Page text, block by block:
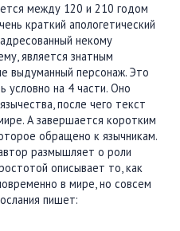
между 120 и 210 годом
краткий апологетический
некому
является знатным
выдуманный персонаж. Это
условно на 4 части. Оно
после чего текст
А завершается коротким
обращено к язычникам.
размышляет о роли
описывает то, как
в мире, но совсем
пишет: